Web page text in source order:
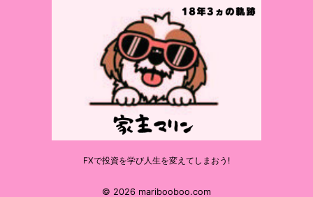
FXで投資を学び人生を変えてしまおう!
© 2026 maribooboo.com